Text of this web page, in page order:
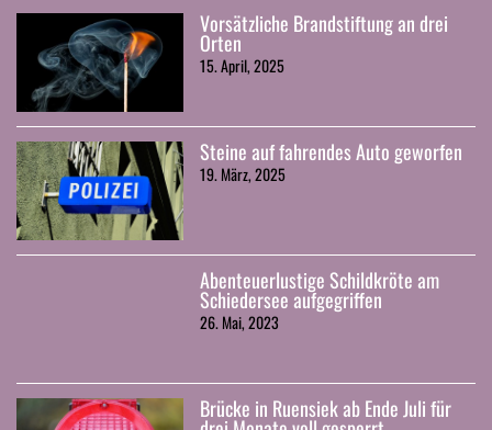
Vorsätzliche Brandstiftung an drei
Orten
15. April, 2025
Steine auf fahrendes Auto geworfen
19. März, 2025
Abenteuerlustige Schildkröte am
Schiedersee aufgegriffen
26. Mai, 2023
Brücke in Ruensiek ab Ende Juli für